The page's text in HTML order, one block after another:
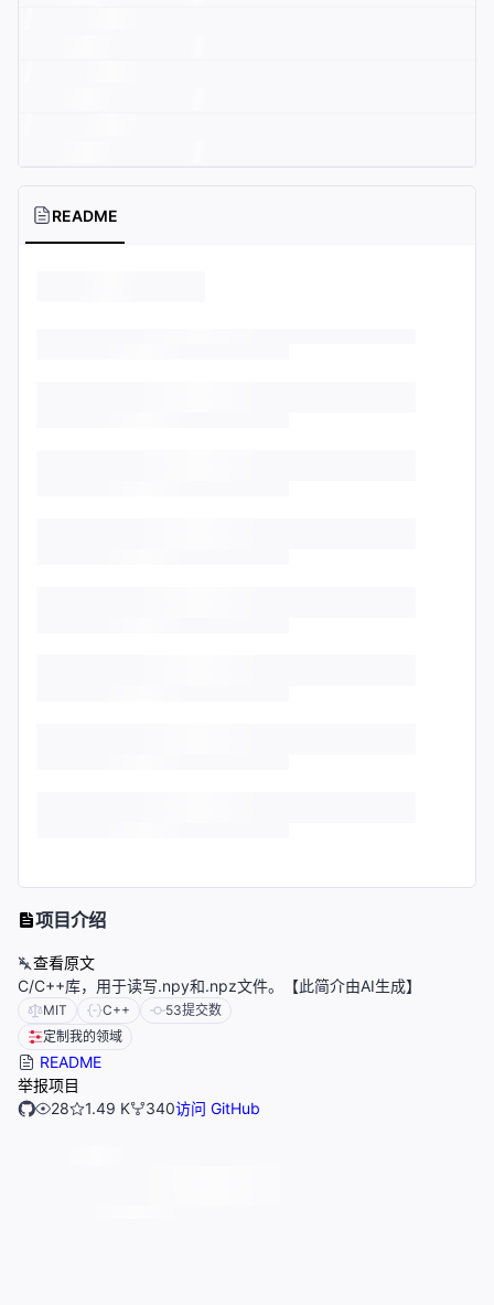
README
项目介绍
查看原文
C/C++库，用于读写.npy和.npz文件。【此简介由AI生成】
MIT C++ 53提交数
定制我的领域
README
举报项目
28
1.49 K 340访问 GitHub